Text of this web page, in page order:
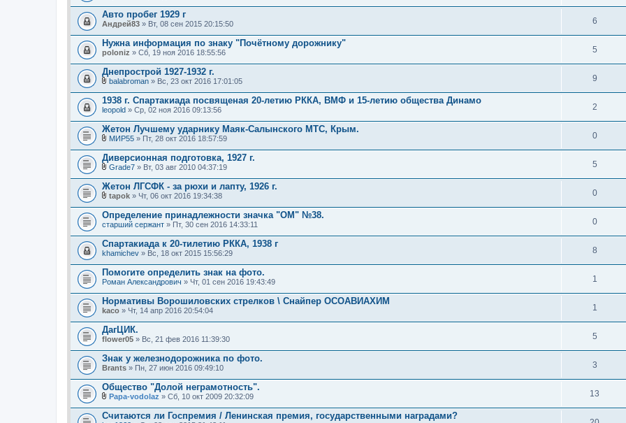
л
о
ж
е
н
и
Авто пробег 1929 г
Андрей83 » Вт, 08 сен 2015 20:15:50 6
Нужна информация по знаку "Почётному дорожнику"
poloniz » Сб, 19 ноя 2016 18:55:56 5
Днепрострой 1927-1932 г.
л
о
ж
е
н
и
balabroman » Вс, 23 окт 2016 17:01:05 9
1938 г. Спартакиада посвященая 20-летию РККА, ВМФ и 15-летию общества Динамо
leopold » Ср, 02 ноя 2016 09:13:56 2
Жетон Лучшему ударнику Маяк-Салынского МТС, Крым.
л
о
ж
е
н
и
МИР55 » Пт, 28 окт 2016 18:57:59 0
Диверсионная подготовка, 1927 г.
л
о
ж
е
н
и
Grade7 » Вт, 03 авг 2010 04:37:19 5
Жетон ЛГСФК - за рюхи и лапту, 1926 г.
л
о
ж
е
н
и
tapok » Чт, 06 окт 2016 19:34:38 0
Определение принадлежности значка "ОМ" №38.
старший сержант » Пт, 30 сен 2016 14:33:11 0
Спартакиада к 20-тилетию РККА, 1938 г
khamichev » Вс, 18 окт 2015 15:56:29 8
Помогите определить знак на фото.
Роман Александрович » Чт, 01 сен 2016 19:43:49 1
Нормативы Ворошиловских стрелков \ Снайпер ОСОАВИАХИМ
kaco » Чт, 14 апр 2016 20:54:04 1
ДагЦИК.
flower05 » Вс, 21 фев 2016 11:39:30 5
Знак у железнодорожника по фото.
Brants » Пн, 27 июн 2016 09:49:10 3
Общество "Долой неграмотность".
л
о
Papa-vodolaz » Сб, 10 окт 2009 20:32:09 13
Считаются ли Госпремия / Ленинская премия, государственными наградами?